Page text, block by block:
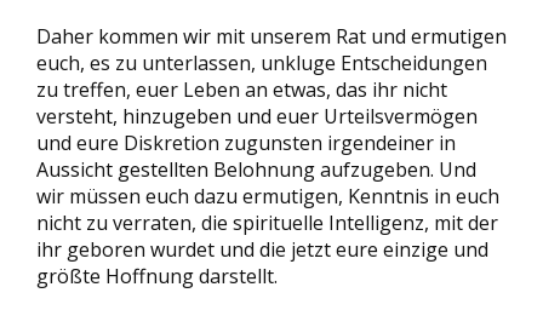
Daher kommen wir mit unserem Rat und ermutigen
euch, es zu unterlassen, unkluge Entscheidungen
zu treffen, euer Leben an etwas, das ihr nicht
versteht, hinzugeben und euer Urteilsvermögen
und eure Diskretion zugunsten irgendeiner in
Aussicht gestellten Belohnung aufzugeben. Und
wir müssen euch dazu ermutigen, Kenntnis in euch
nicht zu verraten, die spirituelle Intelligenz, mit der
ihr geboren wurdet und die jetzt eure einzige und
größte Hoffnung darstellt.